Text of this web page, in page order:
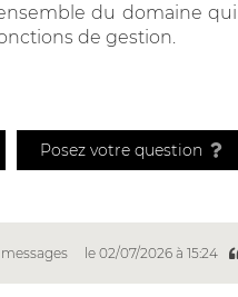
du domaine qui
de gestion.
Posez votre question
le 02/07/2026 à 15:24